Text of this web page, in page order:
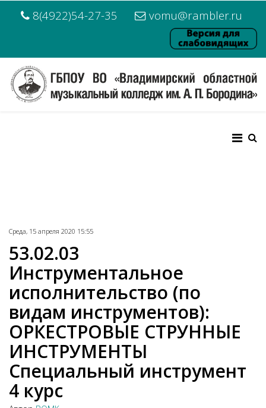
8(4922)54-27-35 vomu@rambler.ru
Среда, 15 апреля 2020 15:55
53.02.03
Инструментальное
исполнительство (по
видам инструментов):
ОРКЕСТРОВЫЕ СТРУННЫЕ
ИНСТРУМЕНТЫ
Специальный инструмент
4 курс